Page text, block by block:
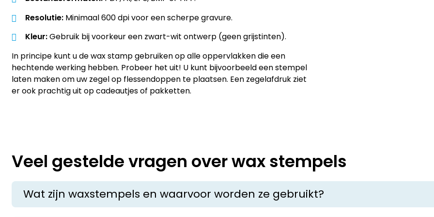
Resolutie: Minimaal 600 dpi voor een scherpe gravure.
Kleur:Gebruik bij voorkeur een zwart-wit ontwerp (geen grijstinten).
In principe kunt u de wax stamp gebruiken op alle oppervlakken die een
hechtende werking hebben. Probeer het uit! U kunt bijvoorbeeld een stempel
laten maken om uw zegel op flessendoppen te plaatsen. Een zegelafdruk ziet
er ook prachtig uit op cadeautjes of pakketten.
Veel gestelde vragen over wax stempels
Wat zijn waxstempels en waarvoor worden ze gebruikt?
Waxstempels zijn speciale stempels die worden gebruikt om een afdruk in zegellak of was te maken. Ze